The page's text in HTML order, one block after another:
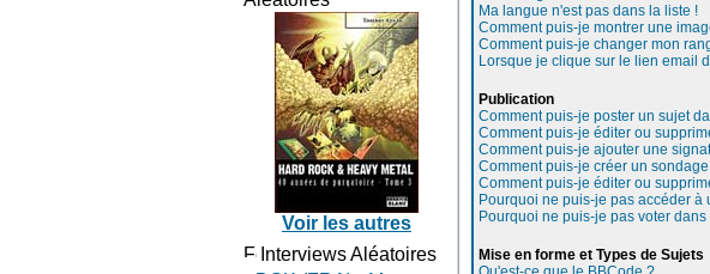
Voir les autres
Interviews Aléatoires
Ma langue n'est pas dans la liste !
Comment puis-je montrer une
Comment puis-je changer mon
Lorsque je clique sur le lien email
Publication
Comment puis-je poster un sujet
Comment puis-je éditer ou
Comment puis-je ajouter une
Comment puis-je créer un
Comment puis-je éditer ou
Pourquoi ne puis-je pas accéder à
Pourquoi ne puis-je pas voter
Mise en forme et Types de Sujets